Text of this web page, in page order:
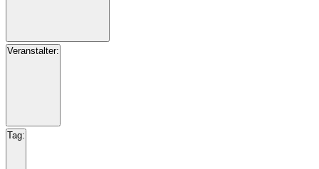
Filter
schließen
Veranstaltung
Veranstalter:
öffnenFilter
Veranstalter
Tag: